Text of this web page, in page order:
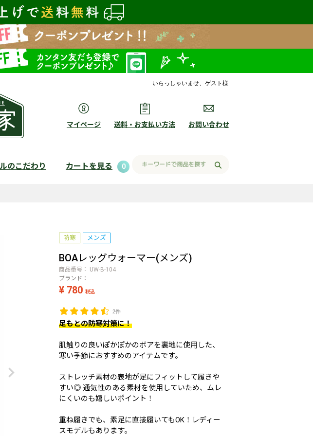
いらっしゃいませ、ゲスト様
マイページ 送料・お支払い方法 お問い合わせ
のこだわり カートを見る 0
防寒 メンズ
BOAレッグウォーマー(メンズ)
商品番号
UW-B-104
ブランド：
¥ 780 税込
2件
足もとの防寒対策に！
肌触りの良いぽかぽかのボアを裏地に使用した、
寒い季節におすすめのアイテムです。
ストレッチ素材の表地が足にフィットして履きや
すい◎ 通気性のある素材を使用していため、ムレ
にくいのも嬉しいポイント！
重ね履きでも、素足に直接履いてもOK！レディー
スモデルもあります。